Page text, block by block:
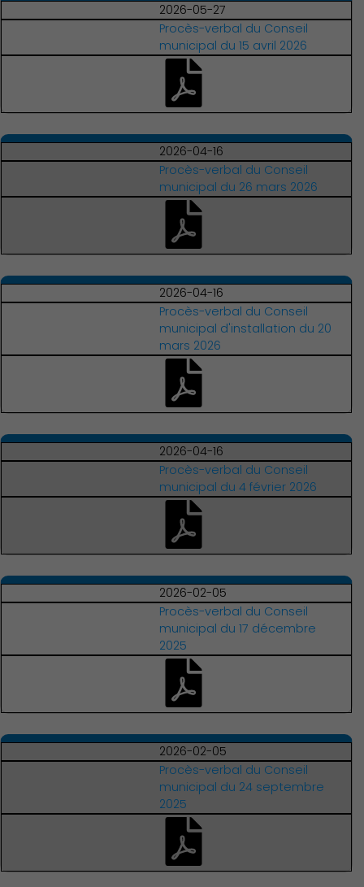
Découvrir Charenton
Démocratie locale
2026-05-27
Procès-verbal du Conseil
municipal du 15 avril 2026
2026-04-16
Procès-verbal du Conseil
municipal du 26 mars 2026
2026-04-16
Procès-verbal du Conseil
municipal d'installation du 20
mars 2026
2026-04-16
Procès-verbal du Conseil
municipal du 4 février 2026
2026-02-05
Procès-verbal du Conseil
municipal du 17 décembre
2025
2026-02-05
Procès-verbal du Conseil
municipal du 24 septembre
2025